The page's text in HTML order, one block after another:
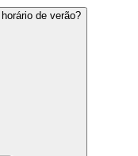
de verão?